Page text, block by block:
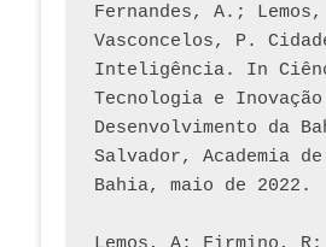
Fernandes, A.;
Vasconcelos, P.
Inteligência. In
Tecnologia e
Desenvolvimento da
Salvador, Academia
Bahia, maio de 2022.